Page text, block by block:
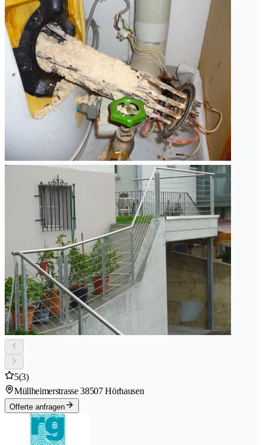
5(3)
Müllheimerstrasse 38507 Hörhausen
Offerte anfragen